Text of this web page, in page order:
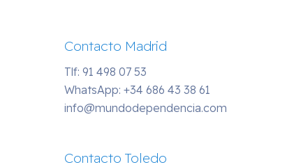
Contacto Madrid
Tlf: 91 498 07 53
WhatsApp:+34 686 43 38 61
info@mundodependencia.com
Contacto Toledo